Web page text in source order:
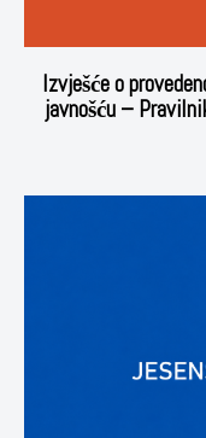
Izvješće o
javnošću –